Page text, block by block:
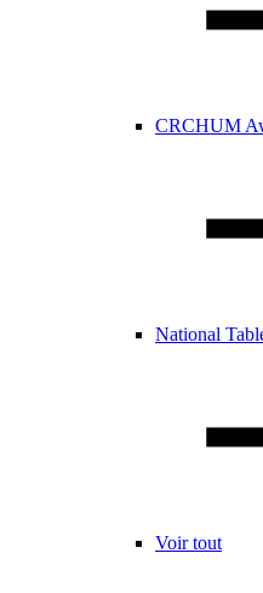
CRCHUM
National
Voir tout